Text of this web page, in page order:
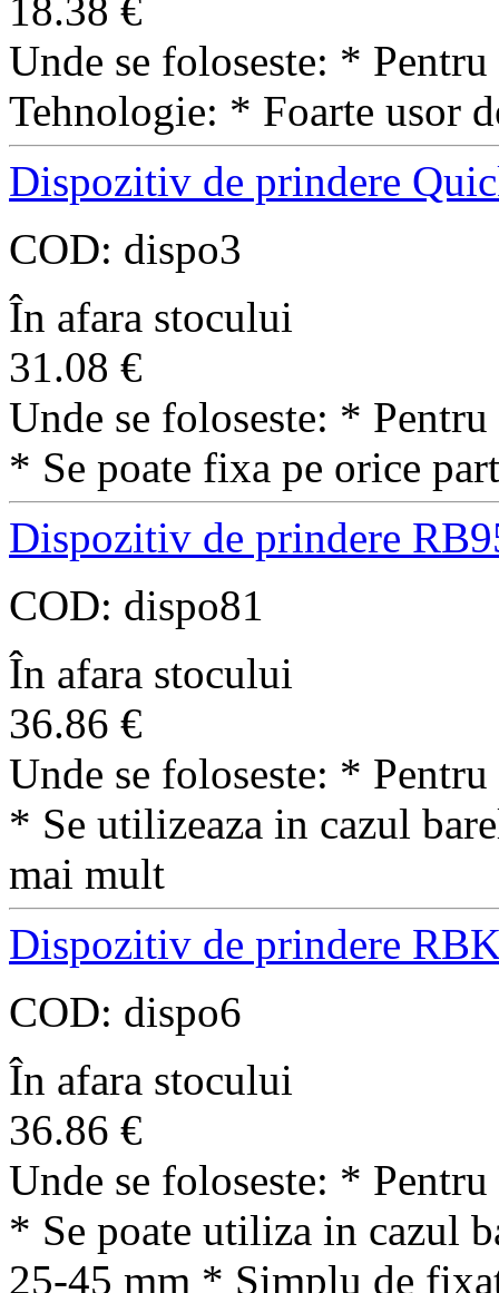
18.38 €
Unde se foloseste: *
Tehnologie: * Foarte usor
Dispozitiv de prindere
COD: dispo3
În afara stocului
31.08 €
Unde se foloseste: *
* Se poate fixa pe orice
Dispozitiv de prindere
COD: dispo81
În afara stocului
36.86 €
Unde se foloseste: *
* Se utilizeaza in cazul
mai mult
Dispozitiv de prindere
COD: dispo6
În afara stocului
36.86 €
Unde se foloseste: *
* Se poate utiliza in cazul
25-45 mm * Simplu de